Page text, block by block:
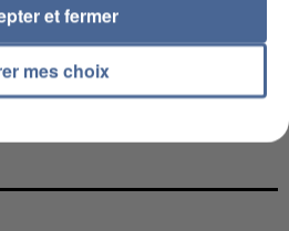
000 CLIENTS DÉROBÉES À
mes choix
et fermer